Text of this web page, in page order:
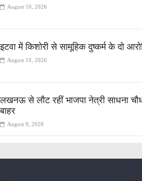
August 10, 2026
इटवा में किशोरी से सामूहिक दुष्कर्म के दो
August 10, 2026
लखनऊ से लौट रहीं भाजपा नेत्री साधना
बाहर
August 9, 2026